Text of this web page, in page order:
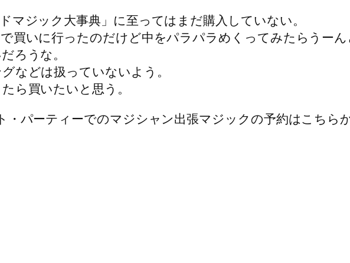
ジック大事典」に至ってはまだ購入していない。
買いに行ったのだけど中をパラパラめくってみたらうー
ろうな。
などは扱っていないよう。
ら買いたいと思う。
・パーティーでのマジシャン出張マジックの予約はこちら